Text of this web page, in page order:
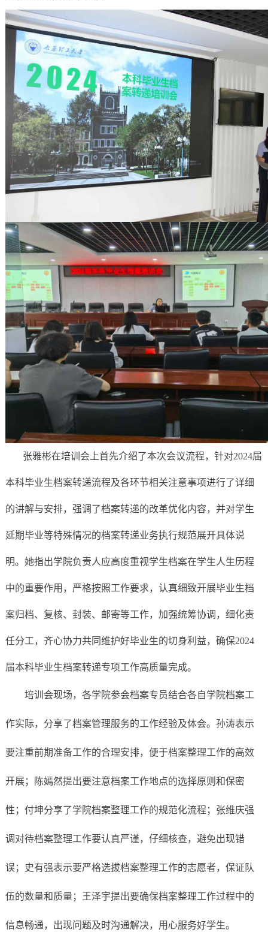
张雅彬在培训会上首先介绍了本次会议流程，针对2024届
本科毕业生档案转递流程及各环节相关注意事项进行了详细
的讲解与安排， 强调了档案转递的改革优化内容，并对学生
延期毕业等特殊情况的档案转递业务执行规范展开具体说
明。她指出学院负责人应高度重视学生档案在学生人生历程
中的重要作用 ，严格按照工作要求，认真细致开展毕业生档
案归档、复核、封装、邮寄等工作， 加强统筹协调，细化责
任分工， 齐心协力共同维护好毕业生的切身利益， 确保2024
届本科毕业生档案转递专项工作高质量完成。
培训会现场，各学院参会档案专员结合各自学院档案工
作实际，分享了档案管理服务的工作经验及体会。 孙涛表示
要注重前期准备工作的合理安排，便于档案整理工作的高效
开展；陈嫣然提出要注意档案工作地点的选择原则和保密
性；付坤分享了学院档案整理工作的规范化流程；张维庆强
调对待档案整理工作要认真严谨，仔细核查，避免出现错
误；史有强表示要严格选拔档案整理工作的志愿者，保证队
伍的数量和质量；王泽宇提出要确保档案整理工作过程中的
信息畅通，出现问题及时沟通解决，用心服务好学生。